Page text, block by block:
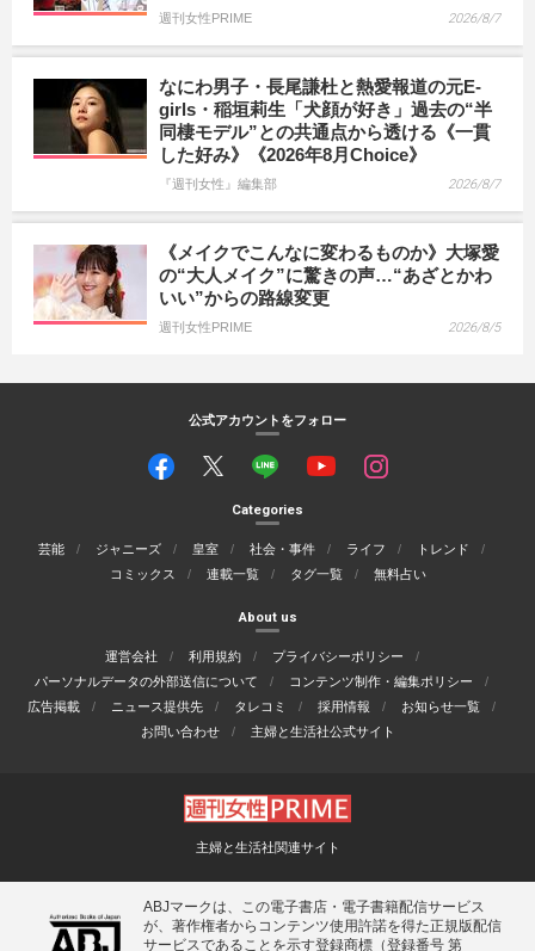
週刊女性PRIME 2026/8/7
なにわ男子・長尾謙杜と熱愛報道の元E-
girls・稲垣莉生「犬顔が好き」過去の“半
同棲モデル”との共通点から透ける《一貫
した好み》《2026年8月Choice》
『週刊女性』編集部 2026/8/7
《メイクでこんなに変わるものか》大塚愛
の“大人メイク”に驚きの声…“あざとかわ
いい”からの路線変更
週刊女性PRIME 2026/8/5
公式アカウントをフォロー
Categories
芸能 ジャニーズ 皇室 社会・事件 ライフ
トレンド
コミックス
連載一覧 タグ一覧 無料占い
About us
運営会社 利用規約
プライバシーポリシー
パーソナルデータの外部送信について
コンテンツ制作・編集ポリシー
広告掲載
ニュース提供先 タレコミ 採用情報
お知らせ一覧
お問い合わせ
主婦と生活社公式サイト
主婦と生活社関連サイト
ABJマークは、この電子書店・電子書籍配信サービス
が、著作権者からコンテンツ使用許諾を得た正規版配信
サービスであることを示す登録商標（登録番号 第